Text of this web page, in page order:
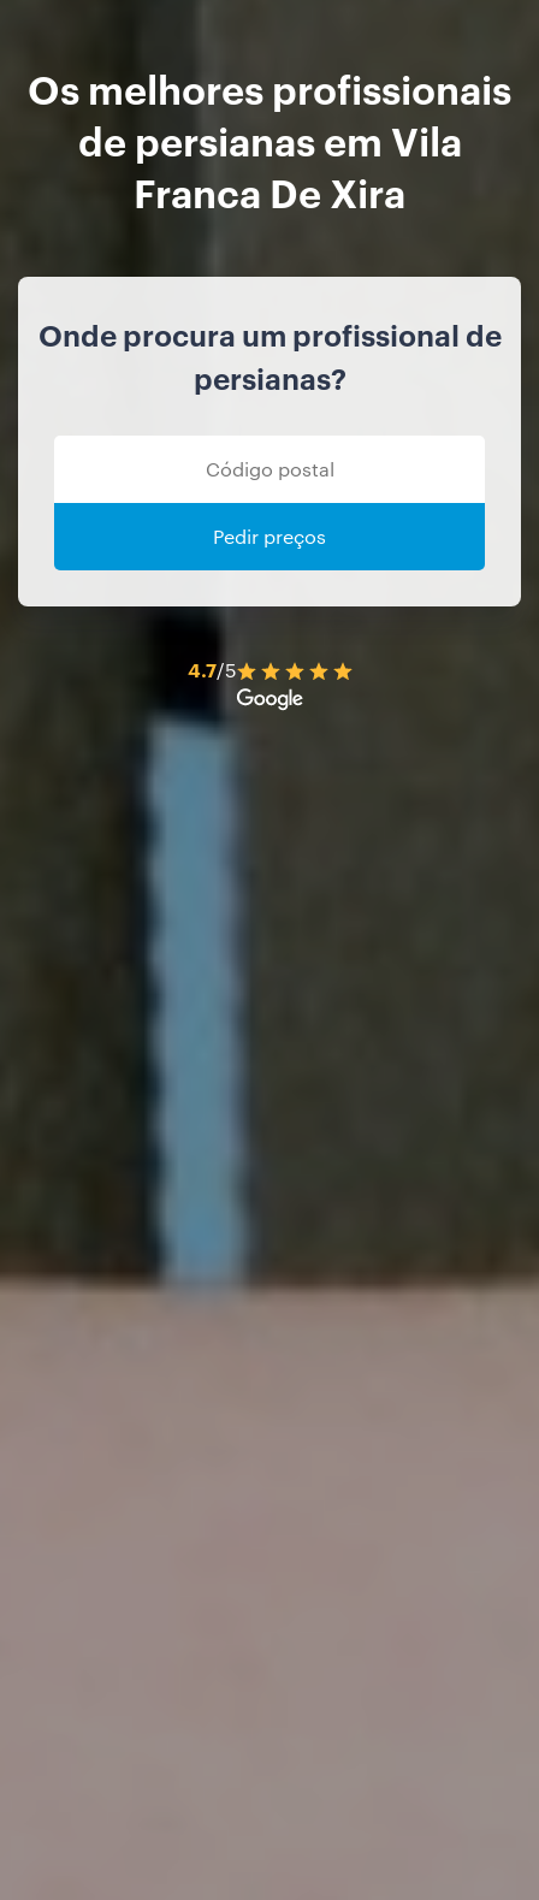
Os melhores profissionais
de persianas em Vila
Franca De Xira
Onde procura um profissional de
persianas?
Pedir preços
4.7/5